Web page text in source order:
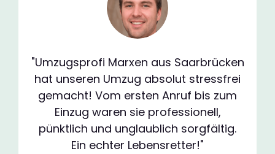
"Umzugsprofi Marxen aus Saarbrücken
hat unseren Umzug absolut stressfrei
gemacht! Vom ersten Anruf bis zum
Einzug waren sie professionell,
pünktlich und unglaublich sorgfältig.
Ein echter Lebensretter!"